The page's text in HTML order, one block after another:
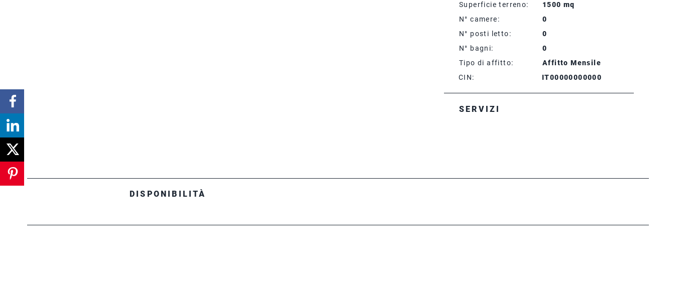
Superficie terreno:
1500 mq
N° camere:
0
N° posti letto:
0
N° bagni:
0
Tipo di affitto:
Affitto Mensile
CIN:
IT00000000000
SERVIZI
DISPONIBILITÀ